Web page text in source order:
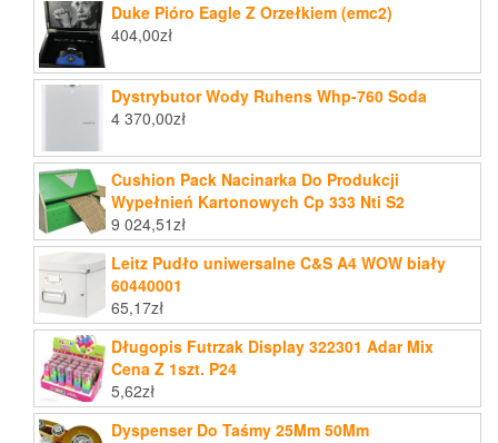
Duke Pióro Eagle Z Orzełkiem (emc2)
404,00zł
Dystrybutor Wody Ruhens Whp-760 Soda
4 370,00zł
Cushion Pack Nacinarka Do Produkcji
Wypełnień Kartonowych Cp 333 Nti S2
9 024,51zł
Leitz Pudło uniwersalne C&S A4 WOW biały
60440001
65,17zł
Długopis Futrzak Display 322301 Adar Mix
Cena Z 1szt. P24
5,62zł
Dyspenser Do Taśmy 25Mm 50Mm